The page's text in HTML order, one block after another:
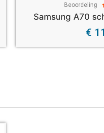
Beoordeling
Samsung A70
€